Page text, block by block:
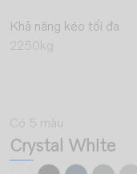
Khả năng kéo tối đa
2250kg
Có 5 màu
Crystal White